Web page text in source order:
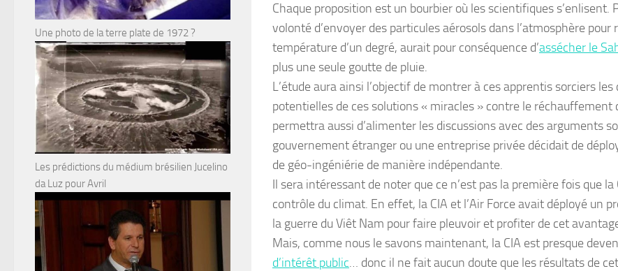
Chaque proposition est un bourbier où les scientifiques s’enlisent.
volonté d’envoyer des particules aérosols dans l’atmosphère pour
température d’un degré, aurait pour conséquence d’assécher le
plus une seule goutte de pluie.
L’étude aura ainsi l’objectif de montrer à ces apprentis sorciers les
potentielles de ces solutions « miracles » contre le réchauffement
permettra aussi d’alimenter les discussions avec des arguments
gouvernement étranger ou une entreprise privée décidait de
de géo-ingéniérie de manière indépendante.
Il sera intéressant de noter que ce n’est pas la première fois que la
contrôle du climat. En effet, la CIA et l’Air Force avait déployé un
la guerre du Viêt Nam pour faire pleuvoir et profiter de cet
Mais, comme nous le savons maintenant, la CIA est presque
d’intérêt public… donc il ne fait aucun doute que les résultats de
Une photo de la terre plate de 1972 ?
Les prédictions du médium brésilien Jucelino
da Luz pour Avril